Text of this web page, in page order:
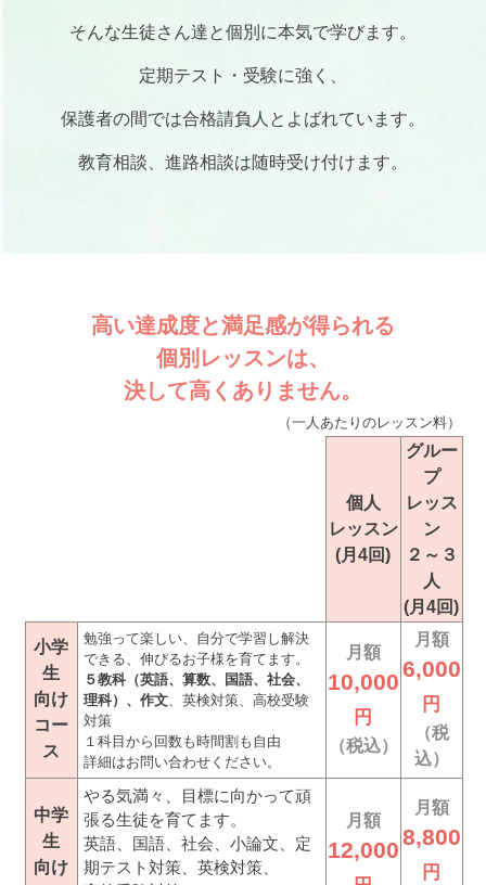
そんな生徒さん達と個別に本気で学びます。
定期テスト・受験に強く、
保護者の間では合格請負人とよばれています。
教育相談、進路相談は随時受け付けます。
高い達成度と満足感が得られる
個別レッスンは、
決して高くありません。
（一人あたりのレッスン料）
個人
レッスン
(月4回)
グルー
プ
レッス
ン
２～３
人
(月4回)
小学
生
向け
コー
ス
勉強って楽しい、自分で学習し解決
できる、伸びるお子様を育てます。
５教科（英語、算数、国語、社会、
理科）、作文、英検対策、高校受験
対策
１科目から回数も時間割も自由
詳細はお問い合わせください。
月額
10,000
円
（税込）
月額
6,000
円
（税
込）
中学
生
向け
やる気満々、目標に向かって頑
張る生徒を育てます。
英語、国語、社会、小論文、定
期テスト対策、英検対策、
月額
12,000
月額
8,800
円